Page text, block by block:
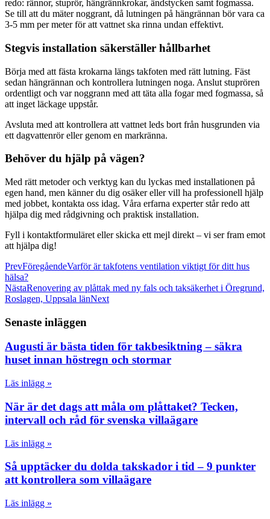
redo: rännor, stuprör, hängrännkrokar, ändstycken samt fogmassa.
Se till att du mäter noggrant, då lutningen på hängrännan bör vara ca
3-5 mm per meter för att vattnet ska rinna undan effektivt.
Stegvis installation säkerställer hållbarhet
Börja med att fästa krokarna längs takfoten med rätt lutning. Fäst
sedan hängrännan och kontrollera lutningen noga. Anslut stuprören
ordentligt och var noggrann med att täta alla fogar med fogmassa, så
att inget läckage uppstår.
Avsluta med att kontrollera att vattnet leds bort från husgrunden via
ett dagvattenrör eller genom en markränna.
Behöver du hjälp på vägen?
Med rätt metoder och verktyg kan du lyckas med installationen på
egen hand, men känner du dig osäker eller vill ha professionell hjälp
med jobbet, kontakta oss idag. Våra erfarna experter står redo att
hjälpa dig med rådgivning och praktisk installation.
Fyll i kontaktformuläret eller skicka ett mejl direkt – vi ser fram emot
att hjälpa dig!
PrevFöregåendeVarför är takfotens ventilation viktigt för ditt hus
hälsa?
NästaRenovering av plåttak med ny fals och taksäkerhet i Öregrund,
Roslagen, Uppsala länNext
Senaste inläggen
Augusti är bästa tiden för takbesiktning – säkra
huset innan höstregn och stormar
Läs inlägg »
När är det dags att måla om plåttaket? Tecken,
intervall och råd för svenska villaägare
Läs inlägg »
Så upptäcker du dolda takskador i tid – 9 punkter
att kontrollera som villaägare
Läs inlägg »